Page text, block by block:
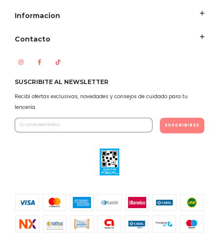
Informacion
Contacto
SUSCRIBITE AL NEWSLETTER
Recibí ofertas exclusivas, novedades y consejos de cuidado para tu
lencería.